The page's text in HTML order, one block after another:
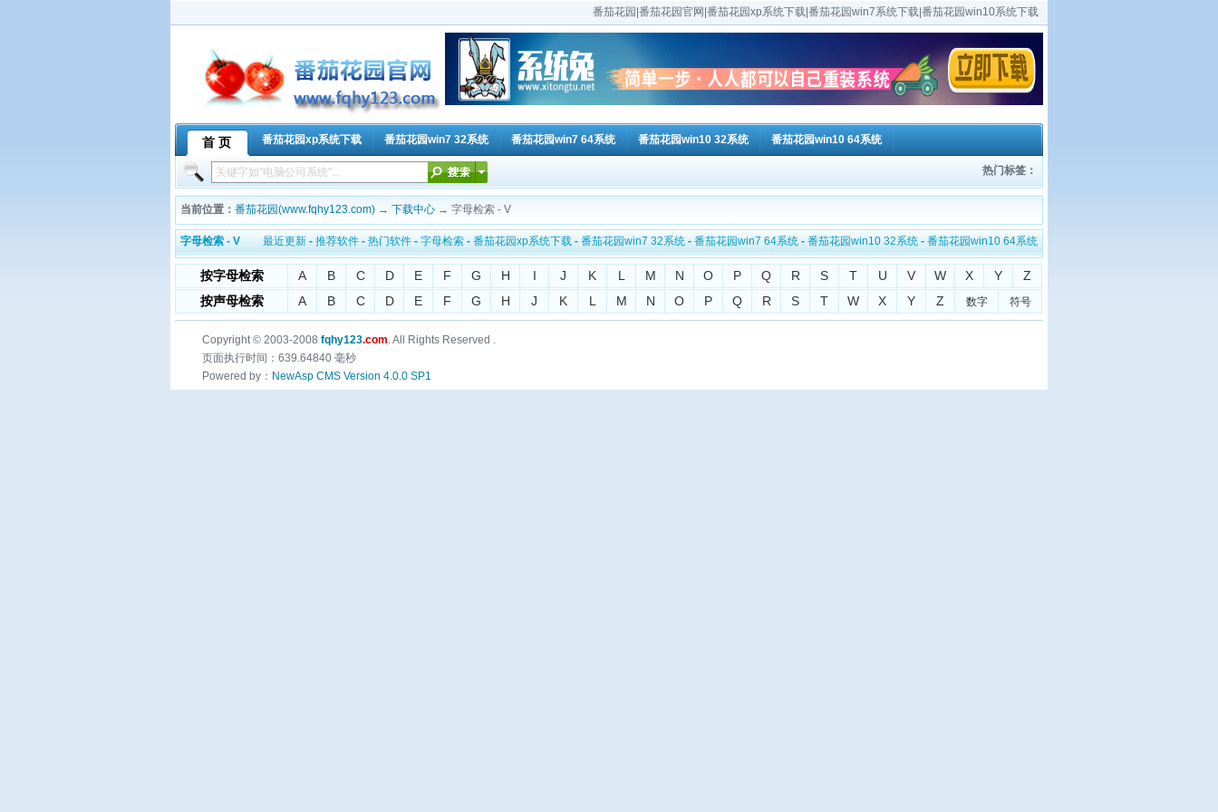
番茄花园|番茄花园官网|番茄花园xp系统下载|番茄花园win7系统下载|番茄花园win10系统下载
首 页 番茄花园xp系统下载 番茄花园win7 32系统 番茄花园win7 64系统 番茄花园win10 32系统 番茄花园win10 64系统
热门标签：
当前位置： 番茄花园(www.fqhy123.com) → 下载中心 → 字母检索 - V
字母检索 - V 最近更新 - 推荐软件 - 热门软件 - 字母检索 - 番茄花园xp系统下载 - 番茄花园win7 32系统 - 番茄花园win7 64系统 - 番茄花园win10 32系统 - 番茄花园win10 64系统
按字母检索 A B C D E F G H I J K L M N O P Q R S T U V W X Y
Z
按声母检索
A B C D E F G H J K L M N O P Q R S T W X Y Z 数字 符号
Copyright © 2003-2008 fqhy123.com. All Rights Reserved .
页面执行时间：639.64840 毫秒
Powered by： NewAsp CMS Version 4.0.0 SP1